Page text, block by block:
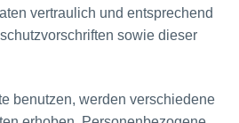
vertraulich und entsprechend
sowie dieser
benutzen, werden verschiedene